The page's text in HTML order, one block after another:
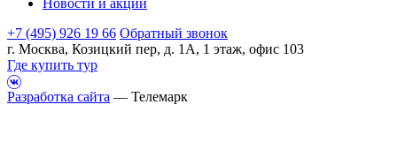
+7 (495) 926 19 66 Обратный звонок
г. Москва, Козицкий пер, д. 1А, 1 этаж, офис 103
Где купить тур
Разработка сайта — Телемарк